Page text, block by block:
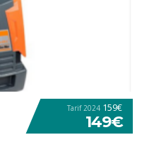
Tarif 2024 159€
149€